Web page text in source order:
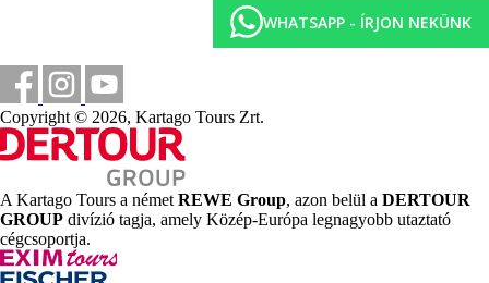
Képgaléria
WHATSAPP - ÍRJON NEKÜNK
Copyright © 2026, Kartago Tours Zrt.
A Kartago Tours a német REWE Group, azon belül a DERTOUR
GROUP divízió tagja, amely Közép-Európa legnagyobb utaztató
cégcsoportja.